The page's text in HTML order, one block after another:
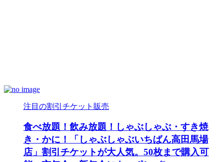
注目の割引チケット販売
食べ放題！飲み放題！しゃぶしゃぶ・すき焼
き・かに！「しゃぶしゃぶいちばん高田馬場
店」割引チケットが大人気。50枚まで購入可